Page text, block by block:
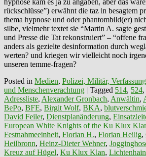
rückschlüsse”) erwähnt die taz in besagtem
thema hypnose und oder phantombild(er)
silbe, vielmehr textet sie “Martin A. sagte
und Presse die Tat rekonstruiert” – “offene
anders als gezielte desinformation durch
werten? und kriegen wir vielleicht noch
unseren temme-fragen?
Posted in Medien, Polizei, Militär,
und Menschenverachtung | Tagged 514, 524,
Adressliste, Alexander Gronbach, Anwältin,
BePo, BFE, Birgit Wolf, BKA,
David Feiler, Dienstplanänderung,
European White Knights of the Ku Klux
Festnahmeeinheit, Florian H., Florian Heilig,
Heilbronn, Heinz-Dieter Wehner,
Kreuz auf Hügel, Ku Klux Klan, Lichtenhain